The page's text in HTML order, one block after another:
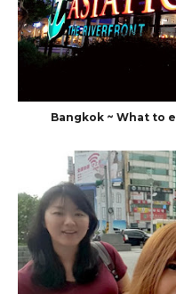
Bangkok ~ What to